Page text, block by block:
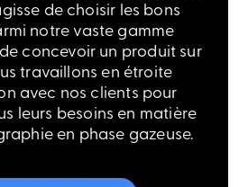
de choisir les bons
notre vaste gamme
concevoir un produit sur
travaillons en étroite
avec nos clients pour
leurs besoins en matière
en phase gazeuse.